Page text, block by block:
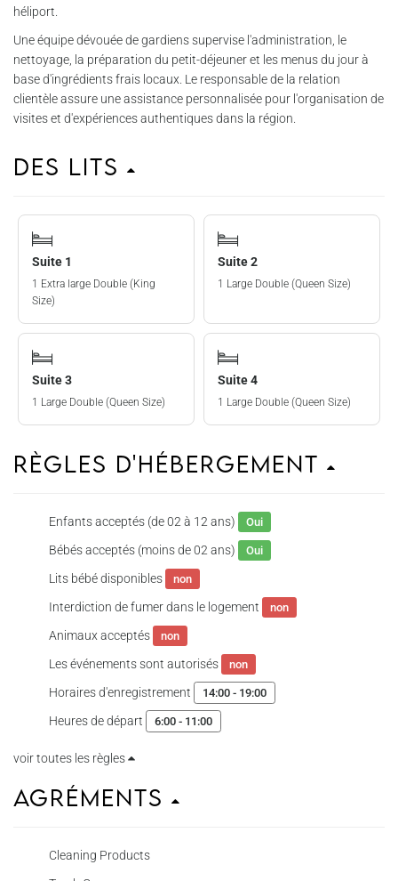
héliport.
Une équipe dévouée de gardiens supervise l'administration, le
nettoyage, la préparation du petit-déjeuner et les menus du jour à
base d'ingrédients frais locaux. Le responsable de la relation
clientèle assure une assistance personnalisée pour l'organisation de
visites et d'expériences authentiques dans la région.
Des lits
Suite 1
1 Extra large Double (King
Size)
Suite 2
1 Large Double (Queen Size)
Suite 3
1 Large Double (Queen Size)
Suite 4
1 Large Double (Queen Size)
Règles d'hébergement
Enfants acceptés (de 02 à 12 ans) Oui
Bébés acceptés (moins de 02 ans) Oui
Lits bébé disponibles non
Interdiction de fumer dans le logement non
Animaux acceptés non
Les événements sont autorisés non
Horaires d'enregistrement 14:00 - 19:00
Heures de départ 6:00 - 11:00
voir toutes les règles
Agréments
Cleaning Products